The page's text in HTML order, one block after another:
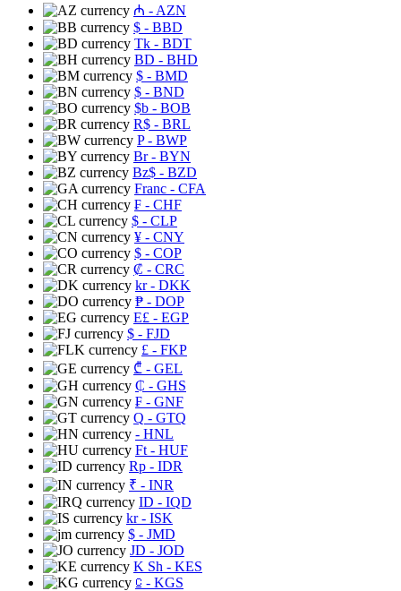
₼ - AZN
$ - BBD
Tk - BDT
BD - BHD
$ - BMD
$ - BND
$b - BOB
R$ - BRL
P- BWP
Br- BYN
Bz$ - BZD
Franc - CFA
₣ - CHF
$ - CLP
¥ - CNY
$ - COP
₡ - CRC
kr- DKK
₱ - DOP
E£ - EGP
$ - FJD
£ - FKP
₾ - GEL
₵ - GHS
₣ - GNF
Q - GTQ
- HNL
Ft - HUF
Rp - IDR
₹ - INR
ID - IQD
kr- ISK
$ - JMD
JD - JOD
K Sh - KES
⃀ - KGS